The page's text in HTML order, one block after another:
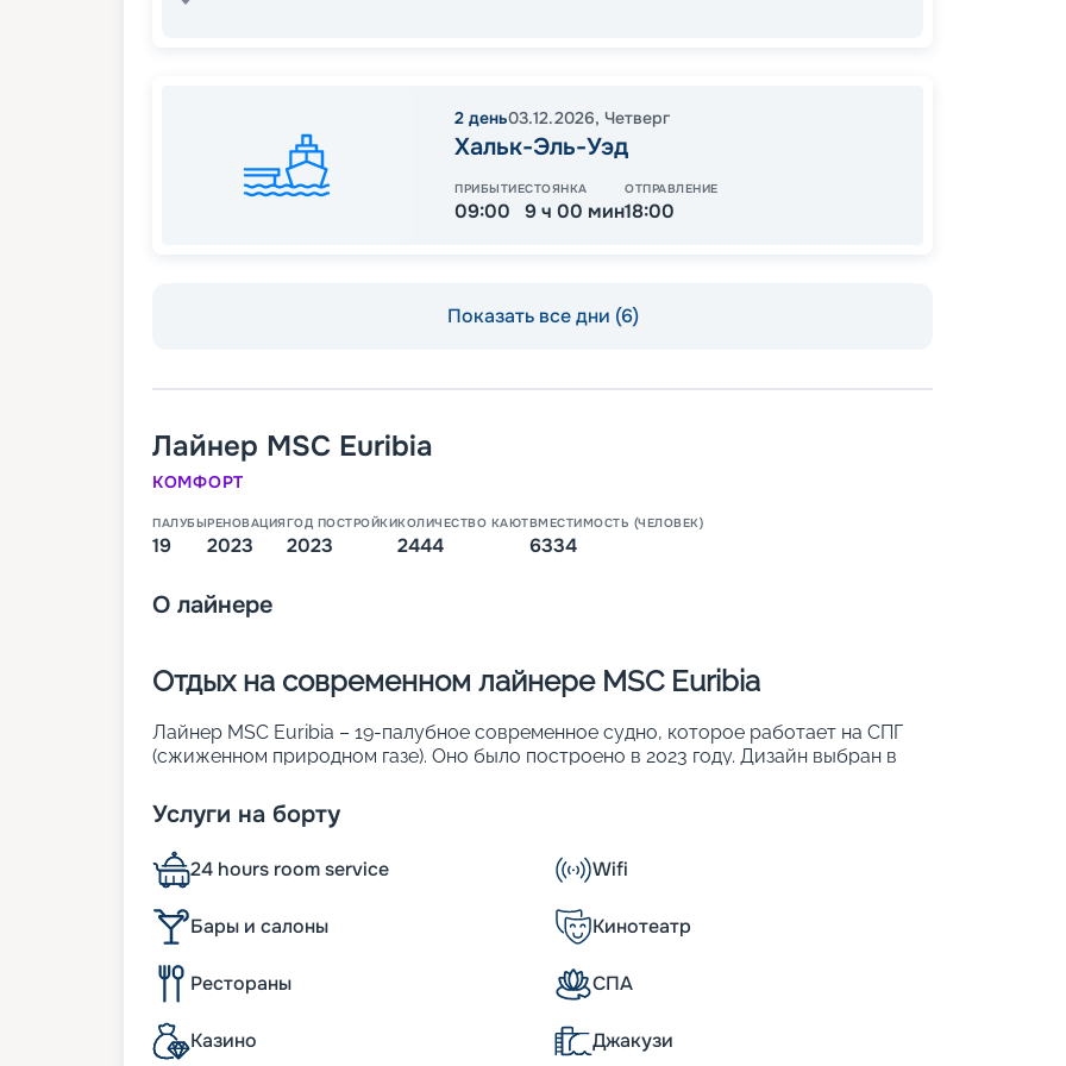
2 день03.12.2026, Четверг
Хальк-Эль-Уэд
ПРИБЫТИЕ
09:00
СТОЯНКА
9 ч 00 мин
ОТПРАВЛЕНИЕ
18:00
Показать все дни (6)
Лайнер MSC Euribia
КОМФОРТ
ПАЛУБЫ
19
РЕНОВАЦИЯ
2023
ГОД ПОСТРОЙКИ
2023
КОЛИЧЕСТВО КАЮТ
2444
ВМЕСТИМОСТЬ (ЧЕЛОВЕК)
6334
О лайнере
Отдых на современном лайнере MSC Euribia
Лайнер MSC Euribia – 19-палубное современное судно, которое работает на СПГ
(сжиженном природном газе). Оно было построено в 2023 году. Дизайн выбран в
его характеристики:
• ширина – 43 м;
• длина – 331 м;
• водоизмещение – около 172 тыс. т;
• скорость – 22 узла;
• общее число кают – 2 444.
Условия на борту
Лайнер предлагает все необходимое, чтобы круиз стал настоящим праздником. Вас
Услуги на борту
24 hours room service Wifi
Бары и салоны Кинотеатр
Рестораны СПА
Казино Джакузи